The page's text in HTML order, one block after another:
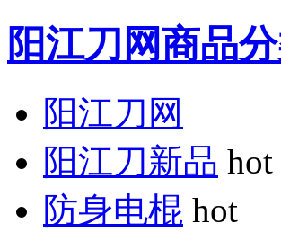
阳江刀网商品
阳江刀网
阳江刀新品 hot
防身电棍 hot